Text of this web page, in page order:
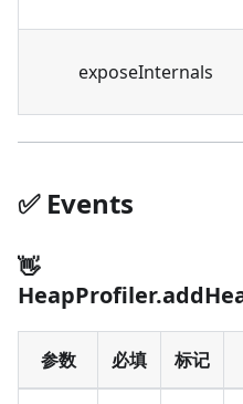
exposeInternals
✅️️ Events
👋
参数 必填 标记